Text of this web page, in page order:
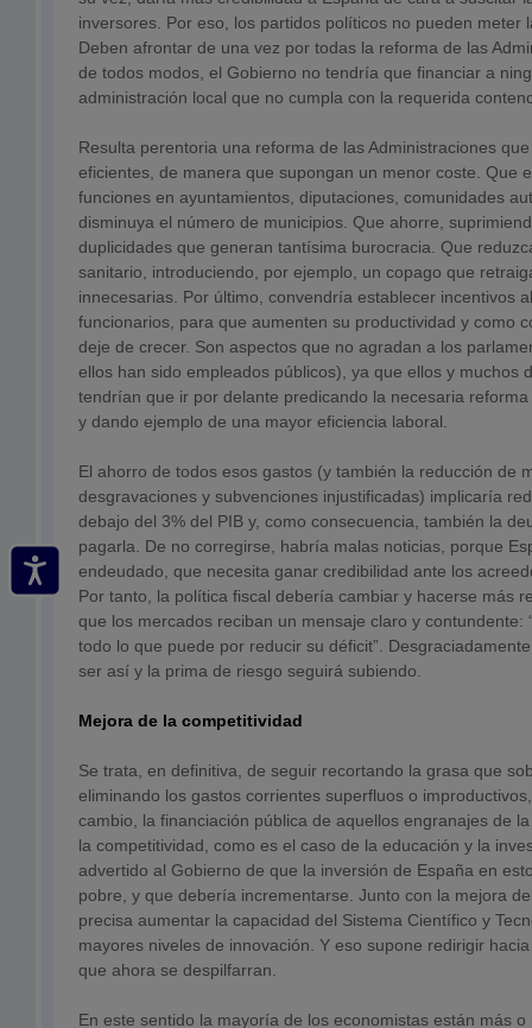
inversores. Por eso, los partidos políticos no pueden meter
Deben afrontar de una vez por todas la reforma de las
de todos modos, el Gobierno no tendría que financiar a
administración local que no cumpla con la requerida
Resulta perentoria una reforma de las Administraciones
eficientes, de manera que supongan un menor coste. Que
funciones en ayuntamientos, diputaciones, comunidades
disminuya el número de municipios. Que ahorre,
duplicidades que generan tantísima burocracia. Que
sanitario, introduciendo, por ejemplo, un copago que
innecesarias. Por último, convendría establecer incentivos
funcionarios, para que aumenten su productividad y como
deje de crecer. Son aspectos que no agradan a los
ellos han sido empleados públicos), ya que ellos y muchos
tendrían que ir por delante predicando la necesaria
y dando ejemplo de una mayor eficiencia laboral.
El ahorro de todos esos gastos (y también la reducción de
desgravaciones y subvenciones injustificadas) implicaría
debajo del 3% del PIB y, como consecuencia, también la
pagarla. De no corregirse, habría malas noticias, porque
endeudado, que necesita ganar credibilidad ante los
Por tanto, la política fiscal debería cambiar y hacerse más
que los mercados reciban un mensaje claro y contundente:
todo lo que puede por reducir su déficit”.
ser así y la prima de riesgo seguirá subiendo.
Mejora de la competitividad
Se trata, en definitiva, de seguir recortando la grasa que
eliminando los gastos corrientes superfluos o
cambio, la financiación pública de aquellos engranajes de
la competitividad, como es el caso de la educación y la
advertido al Gobierno de que la inversión de España en
pobre, y que debería incrementarse. Junto con la mejora
precisa aumentar la capacidad del Sistema Científico y
mayores niveles de innovación. Y eso supone redirigir
que ahora se despilfarran.
En este sentido la mayoría de los economistas están más